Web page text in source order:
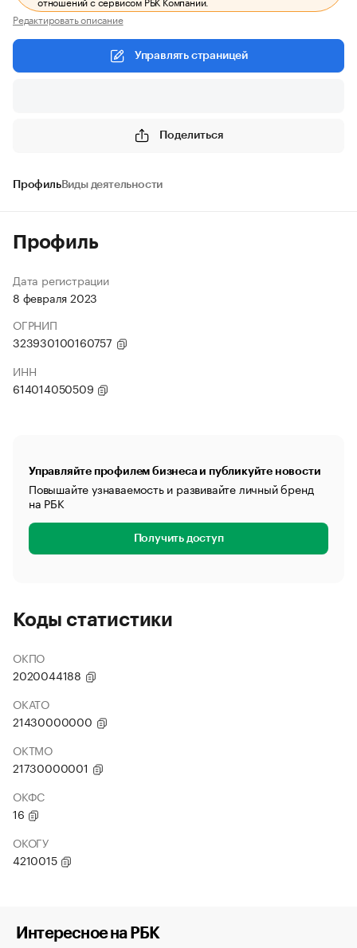
Редактировать описание
Управлять страницей
Поделиться
ПрофильВиды деятельности
Профиль
Дата регистрации
8 февраля 2023
ОГРНИП
323930100160757
ИНН
614014050509
Управляйте профилем бизнеса и публикуйте новости
Повышайте узнаваемость и развивайте личный бренд
на РБК
Получить доступ
Коды статистики
ОКПО
2020044188
ОКАТО
21430000000
ОКТМО
21730000001
ОКФС
16
ОКОГУ
4210015
Интересное на РБК